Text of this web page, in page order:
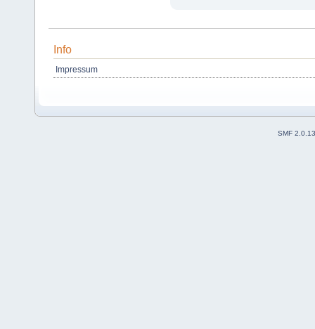
Info
Impressum
SMF 2.0.13